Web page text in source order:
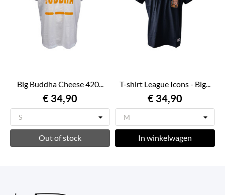
Big Buddha Cheese 420...
€ 34,90
Out of stock
T-shirt League Icons - Big...
€ 34,90
In winkelwagen